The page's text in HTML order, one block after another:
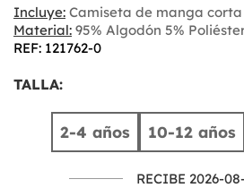
Incluye: Camiseta de manga corta
Material: 95% Algodón 5%
REF: 121762-0
TALLA:
2-4 años 10-12 años
RECIBE 2026-